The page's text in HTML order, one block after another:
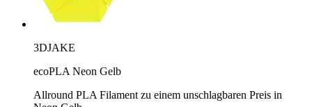
3DJAKE
ecoPLA Neon Gelb
Allround PLA Filament zu einem unschlagbaren Preis in